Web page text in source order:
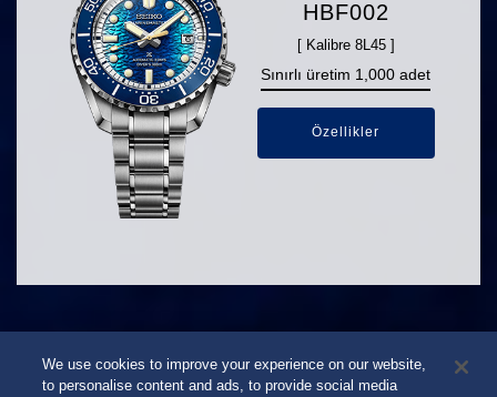
HBF002
[ Kalibre 8L45 ]
Sınırlı üretim 1,000 adet
Özellikler
We use cookies to improve your experience on our website,
to personalise content and ads, to provide social media